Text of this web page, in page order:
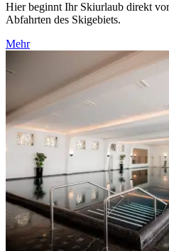
Hier beginnt Ihr Skiurlaub direkt
Abfahrten des Skigebiets.
Mehr